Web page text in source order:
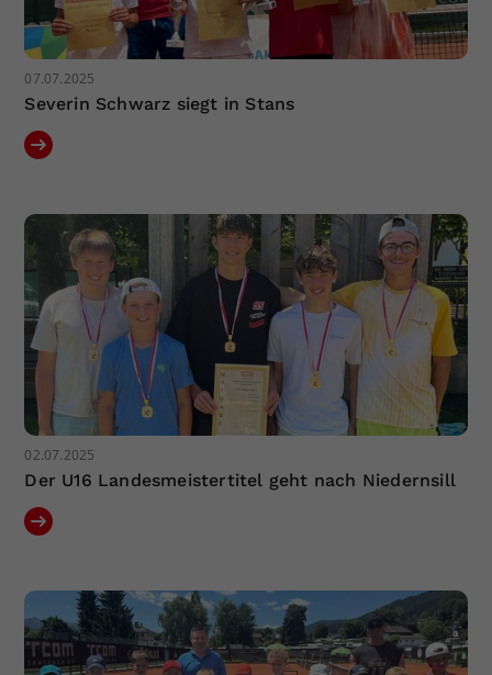
07.07.2025
Severin Schwarz siegt in Stans
02.07.2025
Der U16 Landesmeistertitel geht nach Niedernsill